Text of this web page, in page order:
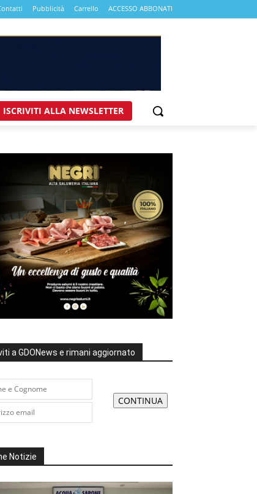
Pubblicità Carrello ACCESSO ABBONATI
ISCRIVITI ALLA NEWSLETTER
a GDONews e rimani aggiornato
Notizie